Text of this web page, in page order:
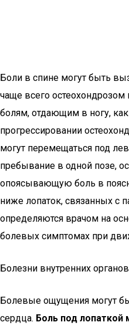
Боли в спине могут быть
чаще всего
болям, отдающим в ногу,
прогрессировании
могут перемещаться под
пребывание в одной позе,
опоясывающую боль в
ниже лопаток, связанных с
определяются врачом на
болевых симптомах при
Болезни внутренних органов
Болевые ощущения могут
сердца. Боль под лопаткой